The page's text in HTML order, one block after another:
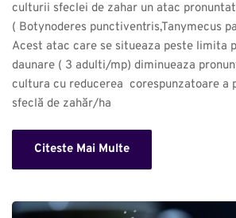
culturii sfeclei de zahar un atac
( Botynoderes punctiventris,Tanymecus
Acest atac care se situeaza peste limita
daunare ( 3 adulti/mp) diminueaza
cultura cu reducerea  corespunzatoare a
sfeclă de zahăr/ha
Citeste Mai Multe